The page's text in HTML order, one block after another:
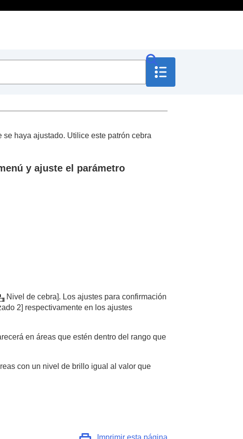
haya ajustado. Utilice este patrón cebra
y ajuste el parámetro
Nivel de cebra]. Los ajustes para confirmación
2] respectivamente en los ajustes
en áreas que estén dentro del rango que
con un nivel de brillo igual al valor que
Imprimir esta página